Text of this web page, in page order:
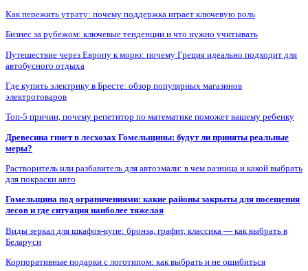
Как пережить утрату: почему поддержка играет ключевую роль
Бизнес за рубежом: ключевые тенденции и что нужно учитывать
Путешествие через Европу к морю: почему Греция идеально подходит для
автобусного отдыха
Где купить электрику в Бресте: обзор популярных магазинов
электротоваров
Топ-5 причин, почему репетитор по математике поможет вашему ребенку
Древесина гниет в лесхозах Гомельщины: будут ли приняты реальные
меры?
Растворитель или разбавитель для автоэмали: в чем разница и какой выбрать
для покраски авто
Гомельщина под ограничениями: какие районы закрыты для посещения
лесов и где ситуация наиболее тяжелая
Виды зеркал для шкафов-купе: бронза, графит, классика — как выбрать в
Беларуси
Корпоративные подарки с логотипом: как выбрать и не ошибиться